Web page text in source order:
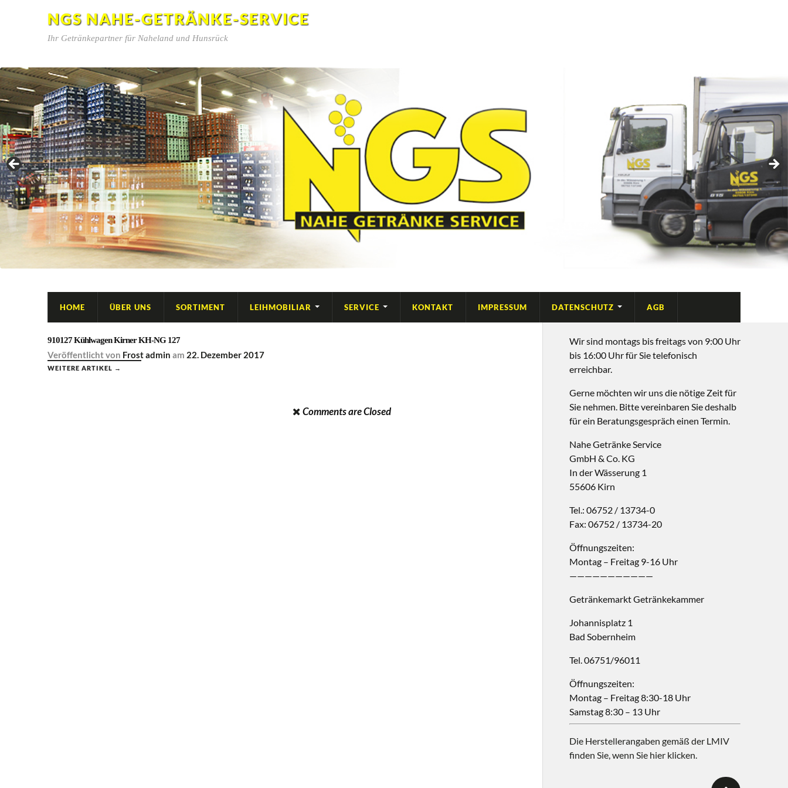
NGS NAHE-GETRÄNKE-SERVICE
Ihr Getränkepartner für Naheland und Hunsrück
HOME ÜBER UNS SORTIMENT LEIHMOBILIAR SERVICE KONTAKT IMPRESSUM DATENSCHUTZ AGB
910127 Kühlwagen Kirner KH-NG 127
Veröffentlichtvon Frost admin am 22. Dezember 2017
WEITERE ARTIKEL →
Comments are Closed
Wir sind montags bis freitags von 9:00 Uhr
bis 16:00 Uhr für Sie telefonisch
erreichbar.
Gerne möchten wir uns die nötige Zeit für
Sie nehmen. Bitte vereinbaren Sie deshalb
für ein Beratungsgespräch einen Termin.
Nahe Getränke Service
GmbH & Co. KG
In der Wässerung 1
55606 Kirn
Tel.: 06752 / 13734-0
Fax: 06752 / 13734-20
Öffnungszeiten:
Montag – Freitag 9-16 Uhr
———————————
Getränkemarkt Getränkekammer
Johannisplatz 1
Bad Sobernheim
Tel. 06751/96011
Öffnungszeiten:
Montag – Freitag 8:30-18 Uhr
Samstag 8:30 – 13 Uhr
Die Herstellerangaben gemäß der LMIV
finden Sie, wenn Sie hier klicken.